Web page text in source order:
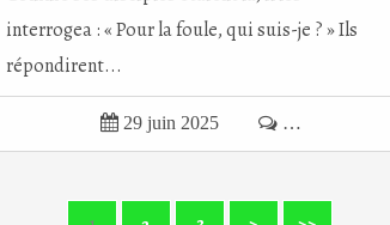
interrogea : « Pour la foule, qui suis-je ? » Ils
répondirent...
 29 juin 2025  …